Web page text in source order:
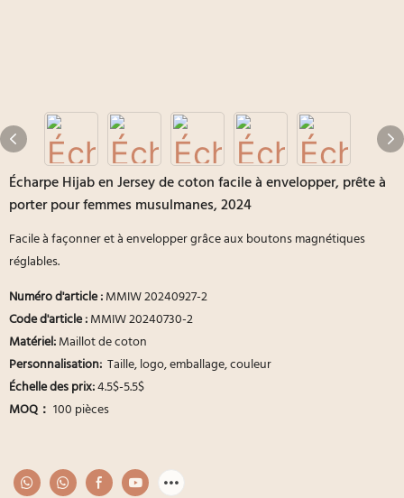
Écharpe Hijab en Jersey de coton facile à envelopper, prête à
porter pour femmes musulmanes, 2024
Facile à façonner et à envelopper grâce aux boutons magnétiques
réglables.
Numéro d'article :MMIW 20240927-2
Code d'article :MMIW 20240730-2
Matériel:Maillot de coton
Personnalisation: Taille, logo, emballage, couleur
Échelle des prix:4.5$-5.5$
MOQ： 100 pièces